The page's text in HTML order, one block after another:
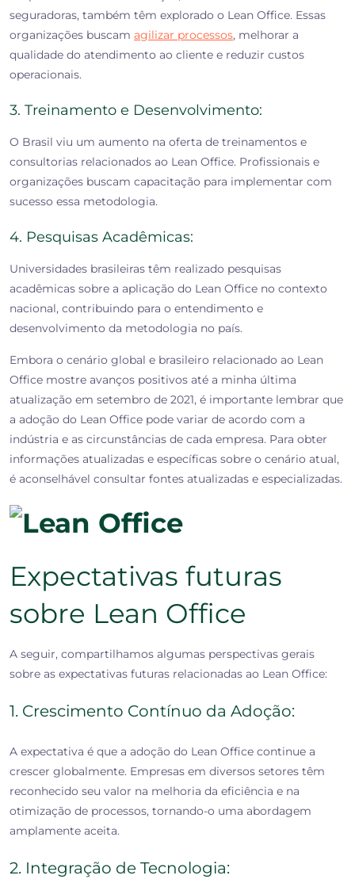
seguradoras, também têm explorado o Lean Office. Essas
organizações buscam agilizar processos, melhorar a
qualidade do atendimento ao cliente e reduzir custos
operacionais.
3. Treinamento e Desenvolvimento:
O Brasil viu um aumento na oferta de treinamentos e
consultorias relacionados ao Lean Office. Profissionais e
organizações buscam capacitação para implementar com
sucesso essa metodologia.
4. Pesquisas Acadêmicas:
Universidades brasileiras têm realizado pesquisas
acadêmicas sobre a aplicação do Lean Office no contexto
nacional, contribuindo para o entendimento e
desenvolvimento da metodologia no país.
Embora o cenário global e brasileiro relacionado ao Lean
Office mostre avanços positivos até a minha última
atualização em setembro de 2021, é importante lembrar que
a adoção do Lean Office pode variar de acordo com a
indústria e as circunstâncias de cada empresa. Para obter
informações atualizadas e específicas sobre o cenário atual,
é aconselhável consultar fontes atualizadas e especializadas.
Expectativas futuras
sobre Lean Office
A seguir, compartilhamos algumas perspectivas gerais
sobre as expectativas futuras relacionadas ao Lean Office:
1. Crescimento Contínuo da Adoção:
A expectativa é que a adoção do Lean Office continue a
crescer globalmente. Empresas em diversos setores têm
reconhecido seu valor na melhoria da eficiência e na
otimização de processos, tornando-o uma abordagem
amplamente aceita.
2. Integração de Tecnologia: